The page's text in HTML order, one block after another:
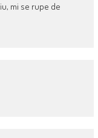
mi se rupe de